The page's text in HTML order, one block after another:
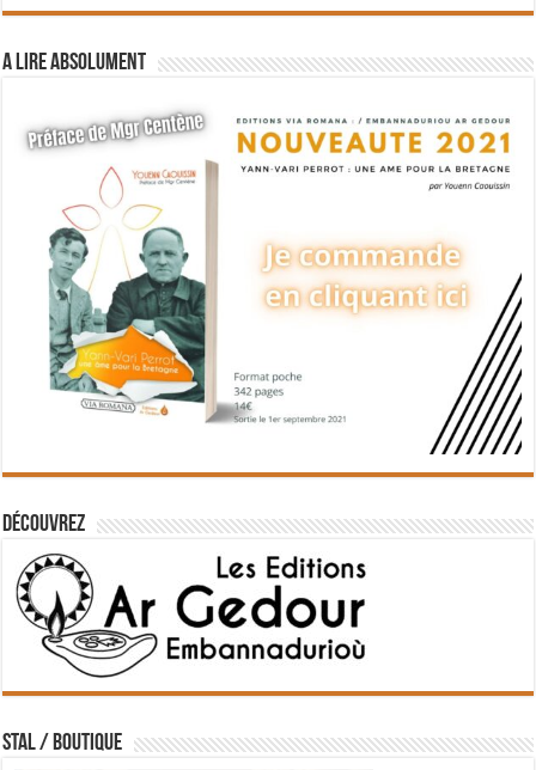
A lire absolument
Découvrez
STAL / BOUTIQUE